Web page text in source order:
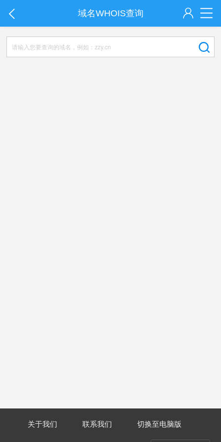
域名WHOIS查询
关于我们 联系我们 切换至电脑版